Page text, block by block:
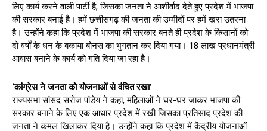
लिए कार्य करने वाली पार्टी है, जिसका जनता ने आशीर्वाद देते हुए प्रदेश में भाजपा
की सरकार बनाई है। हमें छत्तीसगढ़ की जनता की उम्मीदों पर हमें खरा उतरना
है। उन्होंने कहा कि प्रदेश में भाजपा की सरकार बनते ही प्रदेश के किसानों को
दो वर्षों के धन के बकाया बोनस का भुगतान कर दिया गया। 18 लाख प्रधानमंत्री
आवास बनाने के कार्य को गति दिया जा रहा है।
‘कांग्रेस ने जनता को योजनाओं से वंचित रखा’
राज्यसभा सांसद सरोज पांडेय ने कहा, महिलाओं ने घर-घर जाकर भाजपा की
सरकार बनाने के लिए एक आधार प्रदेश में रखी जिसका प्रतिसाद प्रदेश की
जनता ने कमल खिलाकर दिया है। उन्होंने कहा कि प्रदेश में केंद्रीय योजनाओं